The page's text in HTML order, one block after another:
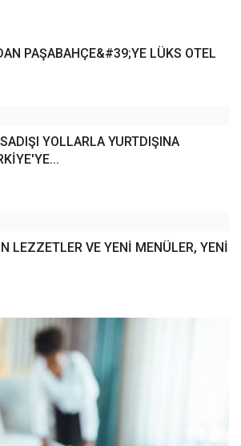
PAŞABAHÇE&#39;YE LÜKS OTEL
YOLLARLA YURTDIŞINA
LEZZETLER VE YENİ MENÜLER, YENİ